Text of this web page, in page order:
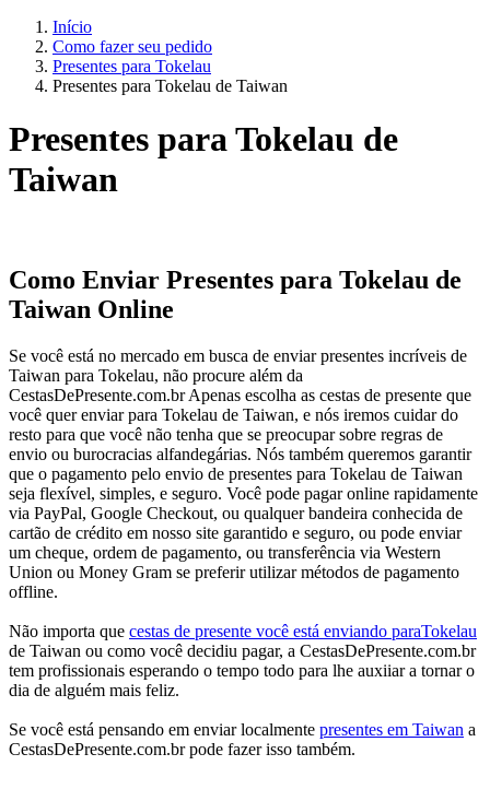
Início
Como fazer seu pedido
Presentes para Tokelau
Presentes para Tokelau de Taiwan
Presentes para Tokelau de
Taiwan
Como Enviar Presentes para Tokelau de
Taiwan Online
Se você está no mercado em busca de enviar presentes incríveis de
Taiwan para Tokelau, não procure além da
CestasDePresente.com.br Apenas escolha as cestas de presente que
você quer enviar para Tokelau de Taiwan, e nós iremos cuidar do
resto para que você não tenha que se preocupar sobre regras de
envio ou burocracias alfandegárias. Nós também queremos garantir
que o pagamento pelo envio de presentes para Tokelau de Taiwan
seja flexível, simples, e seguro. Você pode pagar online rapidamente
via PayPal, Google Checkout, ou qualquer bandeira conhecida de
cartão de crédito em nosso site garantido e seguro, ou pode enviar
um cheque, ordem de pagamento, ou transferência via Western
Union ou Money Gram se preferir utilizar métodos de pagamento
offline.
Não importa que cestas de presente você está enviando paraTokelau
de Taiwan ou como você decidiu pagar, a CestasDePresente.com.br
tem profissionais esperando o tempo todo para lhe auxiiar a tornar o
dia de alguém mais feliz.
Se você está pensando em enviar localmente presentes em Taiwan a
CestasDePresente.com.br pode fazer isso também.